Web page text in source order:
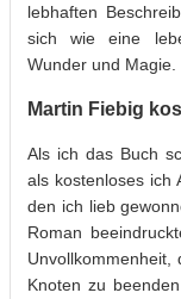
lebhaften
sich wie eine
Wunder und Magie.
Martin Fiebig
Als ich das Buch
als kostenloses ich
den ich lieb
Roman
Unvollkommenheit,
Knoten zu